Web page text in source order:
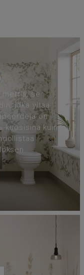
metriä, se
joka yltää
on
-kuosisina kuin